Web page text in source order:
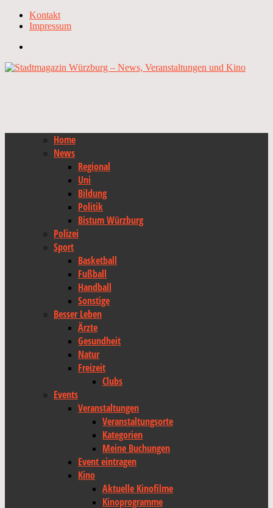
Kontakt
Impressum
Home
News
Regional
Uni
Bildung
Politik
Bistum Würzburg
Polizei
Sport
Basketball
Fußball
Handball
Sonstige
Besser Leben
Ärzte
Gesundheit
Natur
Freizeit
Clubs
Events
Veranstaltungen
Veranstaltungsorte
Kategorien
Meine Buchungen
Event eintragen
Kino
Aktuelle Kinofilme
Kinoprogramme